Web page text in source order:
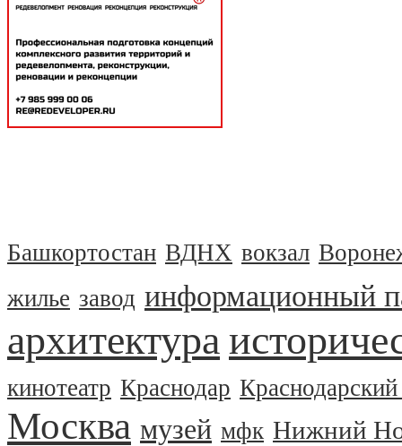
Башкортостан ВДНХ вокзал
жилье завод информационный
архитектура
кинотеатр Краснодар
Москва музей мфк Нижний